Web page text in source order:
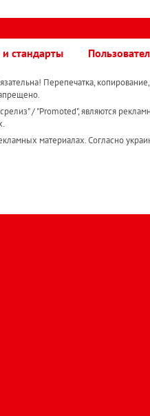
стандарты
Перепечатка,
/ "Promoted", являются
материалах. Согласно